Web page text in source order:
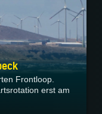
Frontloop.
erst am